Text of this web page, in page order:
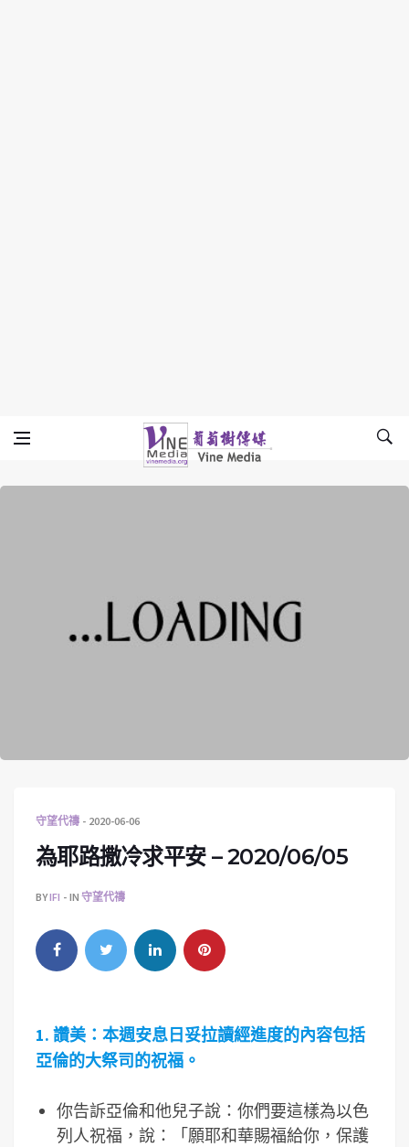
Vine Media
葡萄樹傳媒
守望代禱 2020-06-06
為耶路撒冷求平安 – 2020/06/05
BYIFI IN 守望代禱
1. 讚美：本週安息日妥拉讀經進度的內容包括
亞倫的大祭司的祝福。
你告訴亞倫和他兒子說：你們要這樣為以色
列人祝福，說：「願耶和華賜福給你，保護